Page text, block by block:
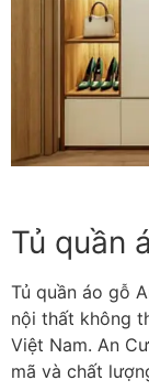
Tủ quần
Tủ quần áo gỗ
nội thất không
Việt Nam. An
mã và chất